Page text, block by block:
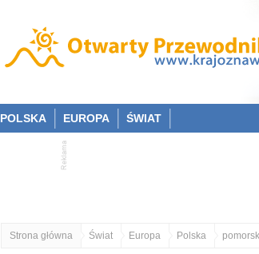
POLSKA EUROPA ŚWIAT
Strona główna Świat Europa Polska